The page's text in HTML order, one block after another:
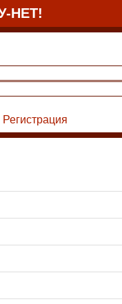
НЕТ!
Регистрация